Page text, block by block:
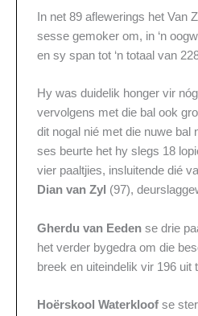
In net 89 aflewerings het Van
sesse gemoker om, in ‘n
en sy span tot ‘n totaal van
Hy was duidelik honger vir
vervolgens met die bal ook
dit nogal nié met die nuwe bal
ses beurte het hy slegs 18
vier paaltjies, insluitende dié
Dian van Zyl (97),
Gherdu van Eeden se drie
het verder bygedra om die
breek en uiteindelik vir 196 uit
Hoërskool Waterkloof se